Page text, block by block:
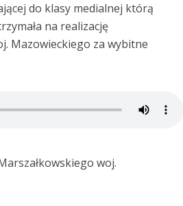
do klasy medialnej którą
na realizację
Mazowieckiego za wybitne
woj.